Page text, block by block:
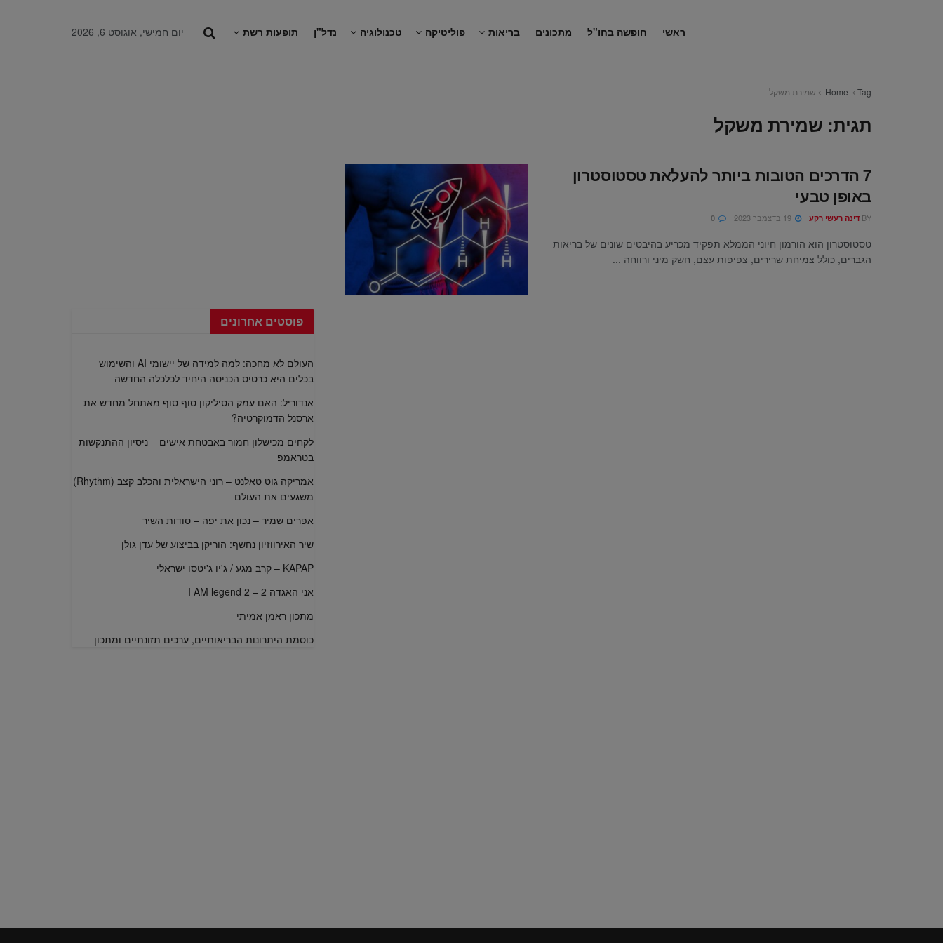
ראשי חופשה בחו"ל מתכונים בריאות פוליטיקה טכנולוגיה נדל"ן תופעות רשת יום חמישי, אוגוסט 6, 2026
Home Tag שמירת משקל
תגית: שמירת משקל
7 הדרכים הטובות ביותר להעלאת טסטוסטרון
באופן טבעי
BY דינה רעשי רקע
טסטוסטרון הוא הורמון חיוני הממלא תפקיד מכריע בהיבטים שונים של בריאות
הגברים, כולל צמיחת שרירים, צפיפות עצם, חשק מיני ורווחה ...
פוסטים אחרונים
העולם לא מחכה: למה למידה של יישומי AI והשימוש
בכלים היא כרטיס הכניסה היחיד לכלכלה החדשה
אנדוריל: האם עמק הסיליקון סוף סוף מאתחל מחדש את
ארסנל הדמוקרטיה?
לקחים מכישלון חמור באבטחת אישים – ניסיון ההתנקשות
בטראמפ
אמריקה גוט טאלנט – רוני הישראלית והכלב קצב (Rhythm)
משגעים את העולם
אפרים שמיר – נכון את יפה – סודות השיר
שיר האירווזיון נחשף: הוריקן בביצוע של עדן גולן
KAPAP – קרב מגע / ג'יו ג'יטסו ישראלי
אני האגדה 2 – I AM legend 2
מתכון ראמן אמיתי
כוסמת היתרונות הבריאותיים, ערכים תזונתיים ומתכון